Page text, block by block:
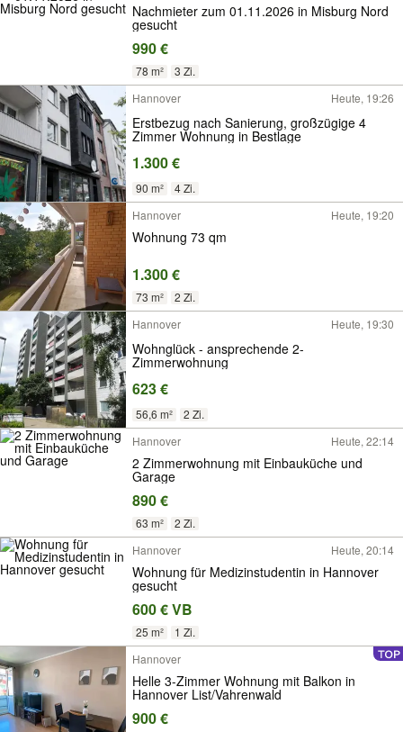
Nachmieter zum 01.11.2026 in Misburg Nord
gesucht
990 €
78 m²
3 Zi.
Hannover
Heute, 19:26
Erstbezug nach Sanierung, großzügige 4
Zimmer Wohnung in Bestlage
1.300 €
90 m²
4 Zi.
Hannover
Heute, 19:20
Wohnung 73 qm
1.300 €
73 m²
2 Zi.
Hannover
Heute, 19:30
Wohnglück - ansprechende 2-
Zimmerwohnung
623 €
56,6 m²
2 Zi.
Hannover
Heute, 22:14
2 Zimmerwohnung mit Einbauküche und
Garage
890 €
63 m²
2 Zi.
Hannover
Heute, 20:14
Wohnung für Medizinstudentin in Hannover
gesucht
600 € VB
25 m²
1 Zi.
Hannover
Helle 3-Zimmer Wohnung mit Balkon in
Hannover List/Vahrenwald
900 €